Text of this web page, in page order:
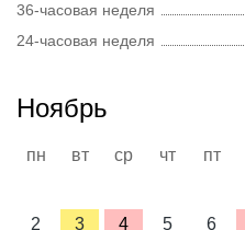
36-часовая неделя
24-часовая неделя
Ноябрь
пн вт ср чт пт
2
3 4 5 6